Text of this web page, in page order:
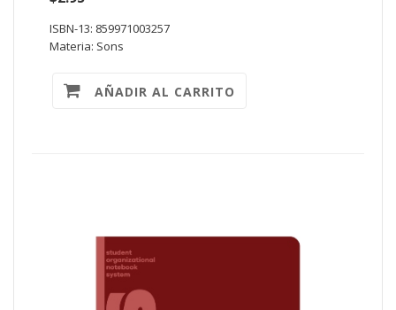
ISBN-13: 859971003257
Materia: Sons
AÑADIR AL CARRITO